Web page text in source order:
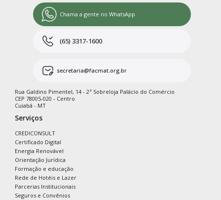
Chama a gente no WhatsApp
(65) 3317-1600
secretaria@facmat.org.br
Rua Galdino Pimentel, 14 - 2ª Sobreloja Palácio do Comércio
CEP 78005-020 - Centro
Cuiabá - MT
Serviços
CREDICONSULT
Certificado Digital
Energia Renovável
Orientação Jurídica
Formação e educação
Rede de Hotéis e Lazer
Parcerias Institucionais
Seguros e Convênios